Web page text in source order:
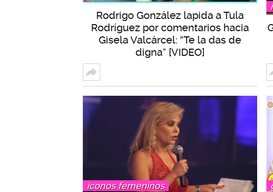
Rodrigo González lapida a Tula
Rodríguez por comentarios hacia
Gisela Valcárcel: “Te la das de
digna” [VIDEO]
íconos femeninos